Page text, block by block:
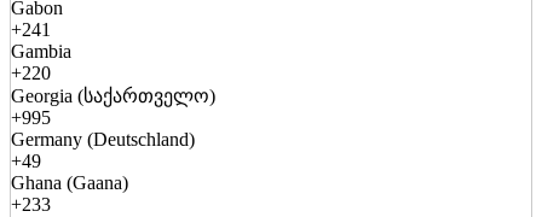
Gabon
+241
Gambia
+220
Georgia (საქართველო)
+995
Germany (Deutschland)
+49
Ghana (Gaana)
+233